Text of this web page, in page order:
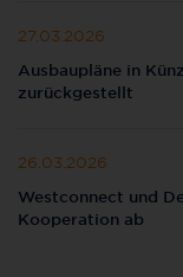
27.03.2026
Ausbaupläne in
zurückgestellt
26.03.2026
Westconnect und
Kooperation ab